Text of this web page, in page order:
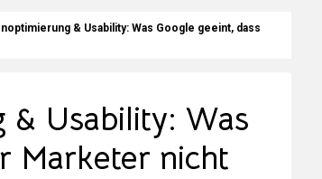
& Usability: Was Google geeint, dass
& Usability: Was
Marketer nicht